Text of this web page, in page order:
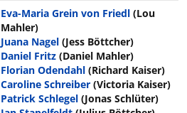
Eva-Maria Grein von Friedl (Lou
Mahler)
Juana Nagel (Jess Böttcher)
Daniel Fritz (Daniel Mahler)
Florian Odendahl (Richard Kaiser)
Caroline Schreiber (Victoria Kaiser)
Patrick Schlegel (Jonas Schlüter)